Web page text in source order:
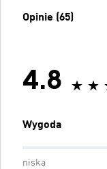
Opinie (65)
4.8
Wygoda
niska